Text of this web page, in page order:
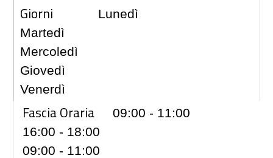
Giorni
Lunedì
Martedì
Mercoledì
Giovedì
Venerdì
Fascia Oraria
09:00 - 11:00
16:00 - 18:00
09:00 - 11:00